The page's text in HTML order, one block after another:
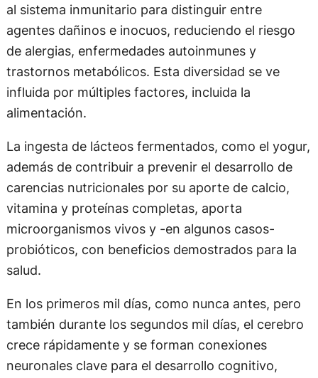
al sistema inmunitario para distinguir entre
agentes dañinos e inocuos, reduciendo el riesgo
de alergias, enfermedades autoinmunes y
trastornos metabólicos. Esta diversidad se ve
influida por múltiples factores, incluida la
alimentación.
La ingesta de lácteos fermentados, como el yogur,
además de contribuir a prevenir el desarrollo de
carencias nutricionales por su aporte de calcio,
vitamina y proteínas completas, aporta
microorganismos vivos y -en algunos casos-
probióticos, con beneficios demostrados para la
salud.
En los primeros mil días, como nunca antes, pero
también durante los segundos mil días, el cerebro
crece rápidamente y se forman conexiones
neuronales clave para el desarrollo cognitivo,